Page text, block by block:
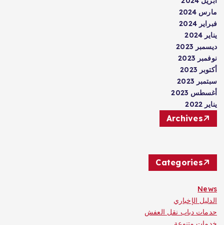
مارس 2024
فبراير 2024
يناير 2024
ديسمبر 2023
نوفمبر 2023
أكتوبر 2023
سبتمبر 2023
أغسطس 2023
يناير 2022
Archives
Categories
News
الدليل الإخباري
حدمات دباب نقل العفش